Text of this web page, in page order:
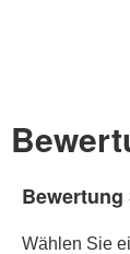
Wählen Sie